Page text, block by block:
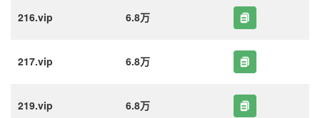
216.vip 6.8万
217.vip 6.8万
219.vip 6.8万